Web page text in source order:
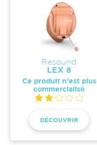
Resound
LEX 8
Ce produit n’est plus
commercialisé
DÉCOUVRIR